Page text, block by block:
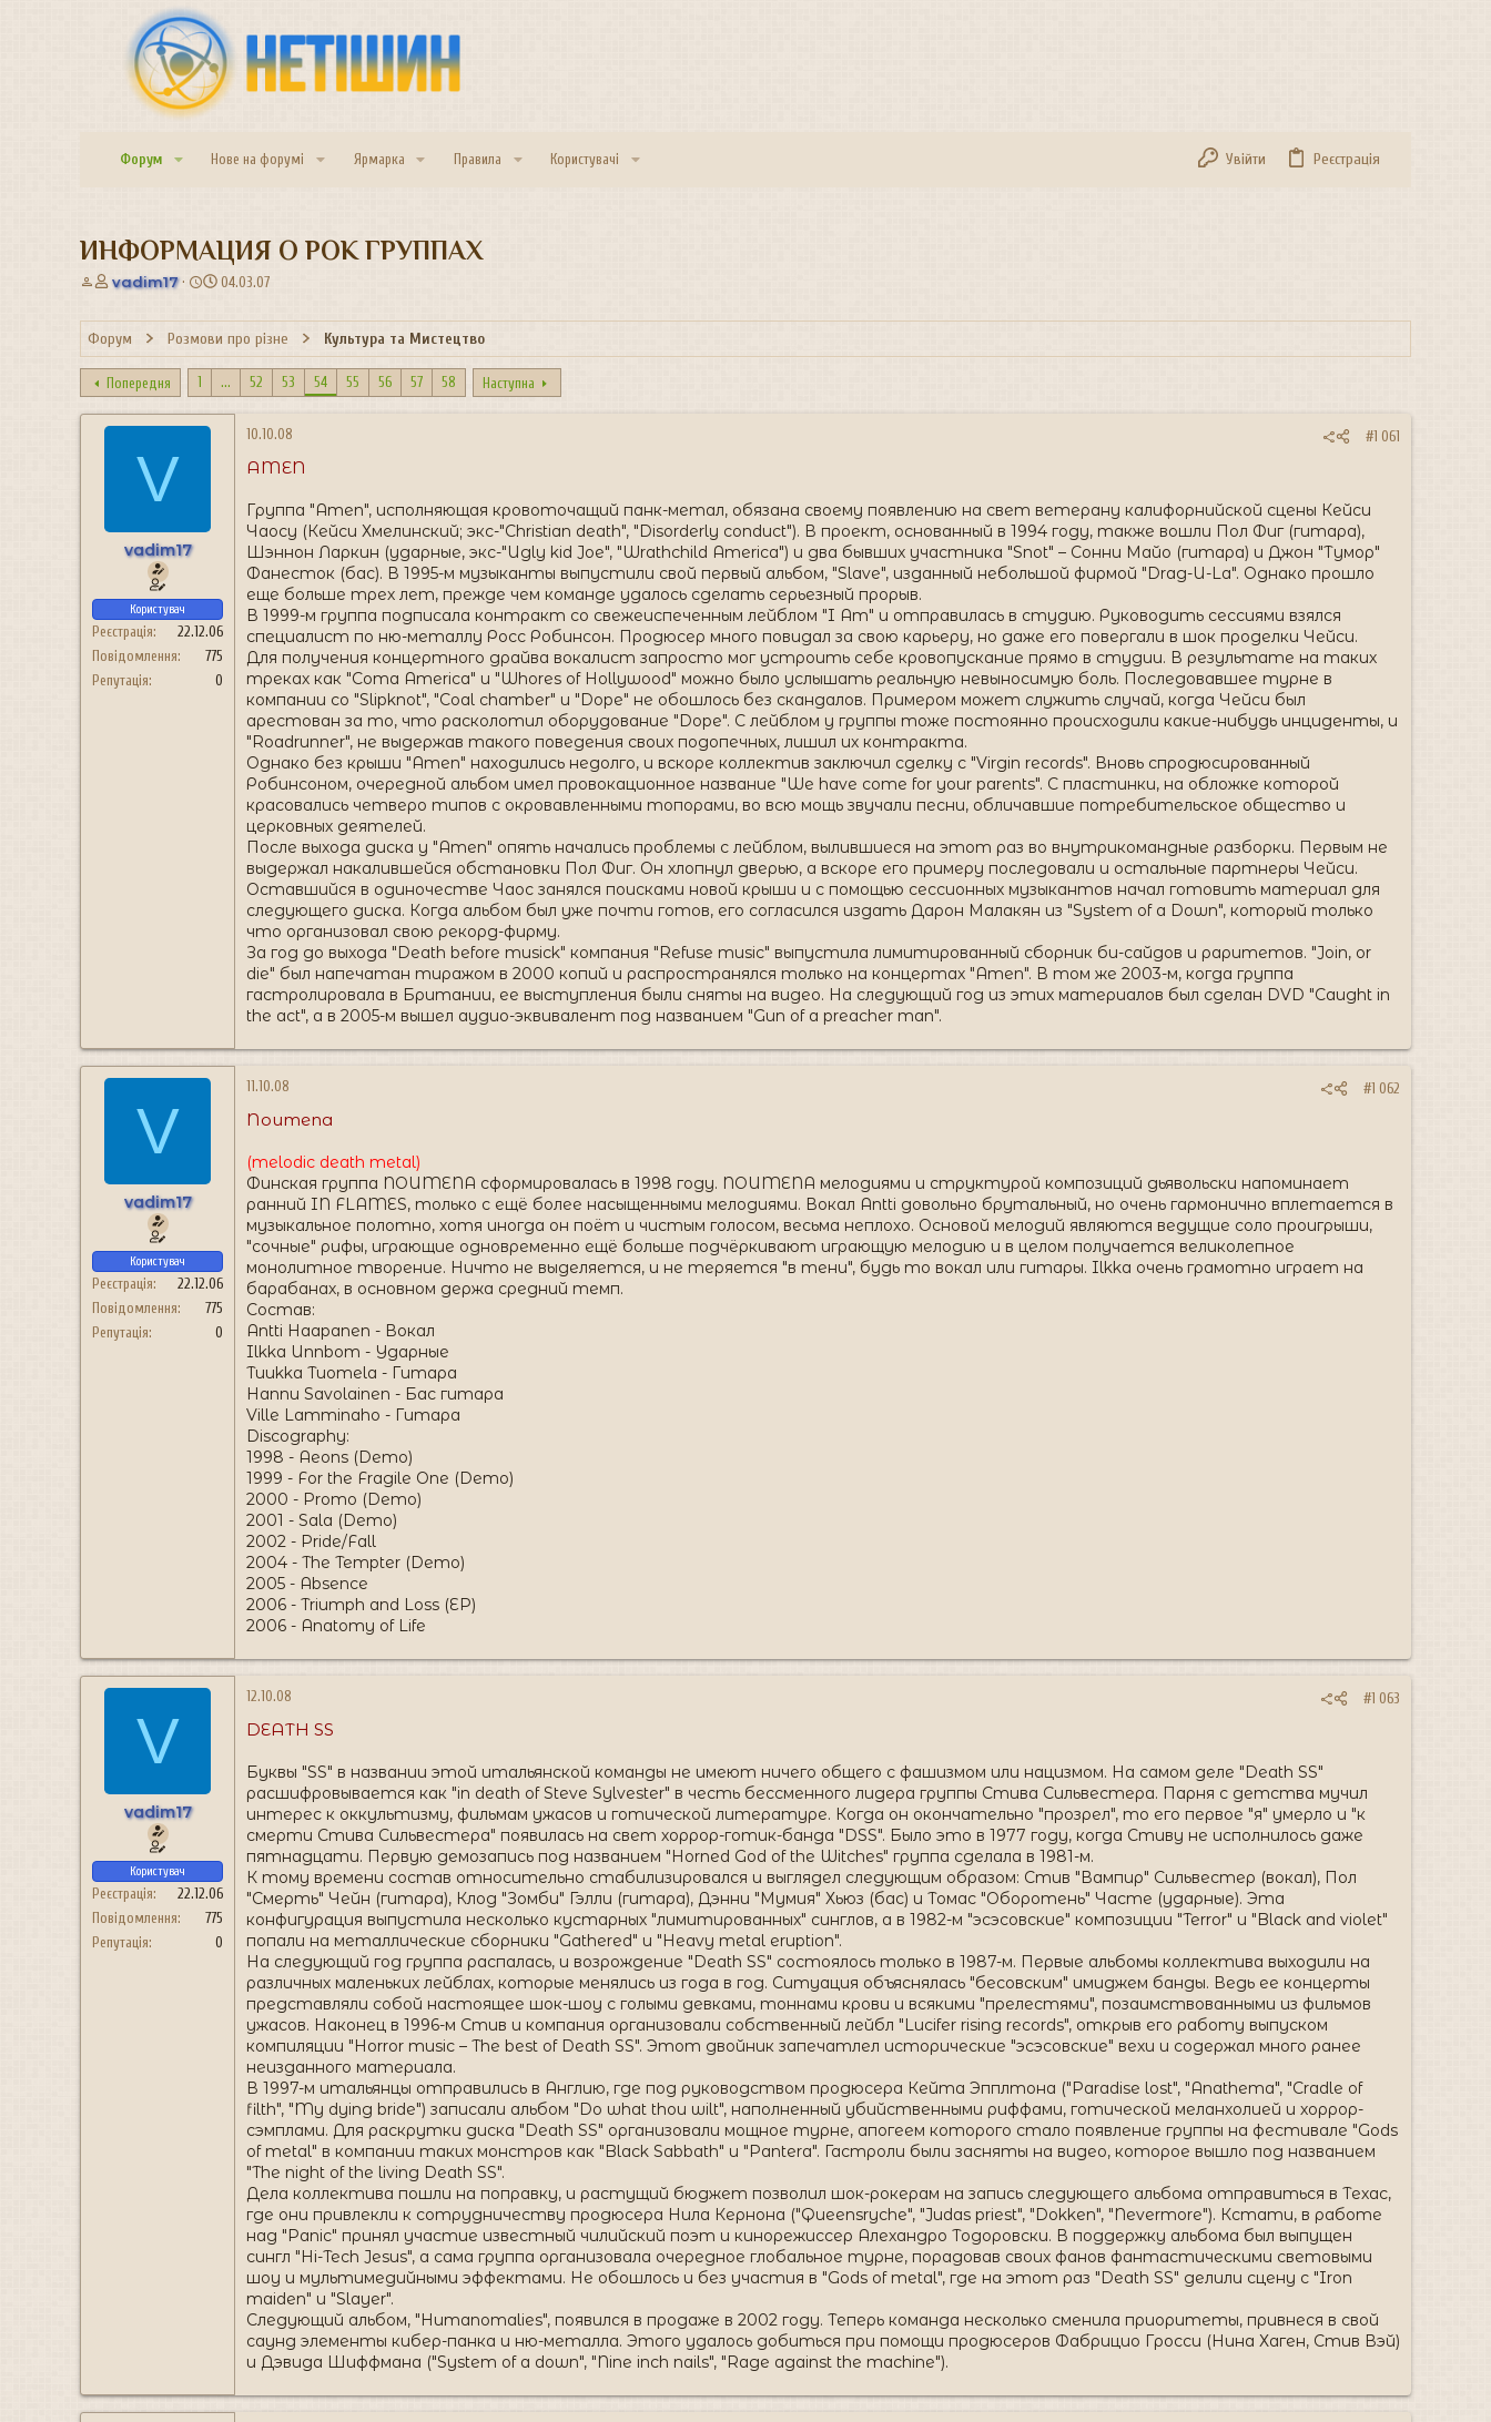
Форум Нове на форумі Ярмарка Правила Користувачі Увійти Реєстрація
ИНФОРМАЦИЯ О РОК ГРУППАХ
А
т
о
р
т
е
м
vadim17
Д
т
а
с
в
о
04.03.07
Форум Розмови про різне Культура та Мистецтво
Попередня 1 ... 52 53 54 55 56 57 58 Наступна
V
vadim17
Користувач
Реєстрація
22.12.06
Повідомлення
775
Репутація
0
10.10.08 #1 061
AMEN
Группа "Amen", исполняющая кровоточащий панк-метал, обязана своему появлению на свет ветерану калифорнийской сцены Кейси
Чаосу (Кейси Хмелинский; экс-"Christian death", "Disorderly conduct"). В проект, основанный в 1994 году, также вошли Пол Фиг (гитара),
Шэннон Ларкин (ударные, экс-"Ugly kid Joe", "Wrathchild America") и два бывших участника "Snot" – Сонни Майо (гитара) и Джон "Тумор"
Фанесток (бас). В 1995-м музыканты выпустили свой первый альбом, "Slave", изданный небольшой фирмой "Drag-U-La". Однако прошло
еще больше трех лет, прежде чем команде удалось сделать серьезный прорыв.
В 1999-м группа подписала контракт со свежеиспеченным лейблом "I Am" и отправилась в студию. Руководить сессиями взялся
специалист по ню-металлу Росс Робинсон. Продюсер много повидал за свою карьеру, но даже его повергали в шок проделки Чейси.
Для получения концертного драйва вокалист запросто мог устроить себе кровопускание прямо в студии. В результате на таких
треках как "Coma America" и "Whores of Hollywood" можно было услышать реальную невыносимую боль. Последовавшее турне в
компании со "Slipknot", "Coal chamber" и "Dope" не обошлось без скандалов. Примером может служить случай, когда Чейси был
арестован за то, что расколотил оборудование "Dope". С лейблом у группы тоже постоянно происходили какие-нибудь инциденты, и
"Roadrunner", не выдержав такого поведения своих подопечных, лишил их контракта.
Однако без крыши "Amen" находились недолго, и вскоре коллектив заключил сделку с "Virgin records". Вновь спродюсированный
Робинсоном, очередной альбом имел провокационное название "We have come for your parents". С пластинки, на обложке которой
красовались четверо типов с окровавленными топорами, во всю мощь звучали песни, обличавшие потребительское общество и
церковных деятелей.
После выхода диска у "Amen" опять начались проблемы с лейблом, вылившиеся на этот раз во внутрикомандные разборки. Первым не
выдержал накалившейся обстановки Пол Фиг. Он хлопнул дверью, а вскоре его примеру последовали и остальные партнеры Чейси.
Оставшийся в одиночестве Чаос занялся поисками новой крыши и с помощью сессионных музыкантов начал готовить материал для
следующего диска. Когда альбом был уже почти готов, его согласился издать Дарон Малакян из "System of a Down", который только
что организовал свою рекорд-фирму.
За год до выхода "Death before musick" компания "Refuse music" выпустила лимитированный сборник би-сайдов и раритетов. "Join, or
die" был напечатан тиражом в 2000 копий и распространялся только на концертах "Amen". В том же 2003-м, когда группа
гастролировала в Британии, ее выступления были сняты на видео. На следующий год из этих материалов был сделан DVD "Caught in
the act", а в 2005-м вышел аудио-эквивалент под названием "Gun of a preacher man".
V
vadim17
Користувач
Реєстрація
22.12.06
Повідомлення
775
Репутація
0
11.10.08 #1 062
Noumena
(melodic death metal)
Финская группа NOUMENA сформировалась в 1998 году. NOUMENA мелодиями и структурой композиций дьявольски напоминает
ранний IN FLAMES, только с ещё более насыщенными мелодиями. Вокал Antti довольно брутальный, но очень гармонично вплетается в
музыкальное полотно, хотя иногда он поёт и чистым голосом, весьма неплохо. Основой мелодий являются ведущие соло проигрыши,
"сочные" рифы, играющие одновременно ещё больше подчёркивают играющую мелодию и в целом получается великолепное
монолитное творение. Ничто не выделяется, и не теряется "в тени", будь то вокал или гитары. Ilkka очень грамотно играет на
барабанах, в основном держа средний темп.
Состав:
Antti Haapanen - Вокал
Ilkka Unnbom - Ударные
Tuukka Tuomela - Гитара
Hannu Savolainen - Бас гитара
Ville Lamminaho - Гитара
Discography:
1998 - Aeons (Demo)
1999 - For the Fragile One (Demo)
2000 - Promo (Demo)
2001 - Sala (Demo)
2002 - Pride/Fall
2004 - The Tempter (Demo)
2005 - Absence
2006 - Triumph and Loss (EP)
2006 - Anatomy of Life
V
vadim17
Користувач
Реєстрація
22.12.06
Повідомлення
775
Репутація
0
12.10.08 #1 063
DEATH SS
Буквы "SS" в названии этой итальянской команды не имеют ничего общего с фашизмом или нацизмом. На самом деле "Death SS"
расшифровывается как "in death of Steve Sylvester" в честь бессменного лидера группы Стива Сильвестера. Парня с детства мучил
интерес к оккультизму, фильмам ужасов и готической литературе. Когда он окончательно "прозрел", то его первое "я" умерло и "к
смерти Стива Сильвестера" появилась на свет хоррор-готик-банда "DSS". Было это в 1977 году, когда Стиву не исполнилось даже
пятнадцати. Первую демозапись под названием "Horned God of the Witches" группа сделала в 1981-м.
К тому времени состав относительно стабилизировался и выглядел следующим образом: Стив "Вампир" Сильвестер (вокал), Пол
"Смерть" Чейн (гитара), Клод "Зомби" Гэлли (гитара), Дэнни "Мумия" Хьюз (бас) и Томас "Оборотень" Часте (ударные). Эта
конфигурация выпустила несколько кустарных "лимитированных" синглов, а в 1982-м "эсэсовские" композиции "Terror" и "Black and violet"
попали на металлические сборники "Gathered" и "Heavy metal eruption".
На следующий год группа распалась, и возрождение "Death SS" состоялось только в 1987-м. Первые альбомы коллектива выходили на
различных маленьких лейблах, которые менялись из года в год. Ситуация объяснялась "бесовским" имиджем банды. Ведь ее концерты
представляли собой настоящее шок-шоу с голыми девками, тоннами крови и всякими "прелестями", позаимствованными из фильмов
ужасов. Наконец в 1996-м Стив и компания организовали собственный лейбл "Lucifer rising records", открыв его работу выпуском
компиляции "Horror music – The best of Death SS". Этот двойник запечатлел исторические "эсэсовские" вехи и содержал много ранее
неизданного материала.
В 1997-м итальянцы отправились в Англию, где под руководством продюсера Кейта Эпплтона ("Paradise lost", "Anathema", "Cradle of
filth", "My dying bride") записали альбом "Do what thou wilt", наполненный убийственными риффами, готической меланхолией и хоррор-
сэмплами. Для раскрутки диска "Death SS" организовали мощное турне, апогеем которого стало появление группы на фестивале "Gods
of metal" в компании таких монстров как "Black Sabbath" и "Pantera". Гастроли были засняты на видео, которое вышло под названием
"The night of the living Death SS".
Дела коллектива пошли на поправку, и растущий бюджет позволил шок-рокерам на запись следующего альбома отправиться в Техас,
где они привлекли к сотрудничеству продюсера Нила Кернона ("Queensryche", "Judas priest", "Dokken", "Nevermore"). Кстати, в работе
над "Panic" принял участие известный чилийский поэт и кинорежиссер Алехандро Тодоровски. В поддержку альбома был выпущен
сингл "Hi-Tech Jesus", а сама группа организовала очередное глобальное турне, порадовав своих фанов фантастическими световыми
шоу и мультимедийными эффектами. Не обошлось и без участия в "Gods of metal", где на этот раз "Death SS" делили сцену с "Iron
maiden" и "Slayer".
Следующий альбом, "Humanomalies", появился в продаже в 2002 году. Теперь команда несколько сменила приоритеты, привнеся в свой
саунд элементы кибер-панка и ню-металла. Этого удалось добиться при помощи продюсеров Фабрицио Гросси (Нина Хаген, Стив Вэй)
и Дэвида Шиффмана ("System of a down", "Nine inch nails", "Rage against the machine").